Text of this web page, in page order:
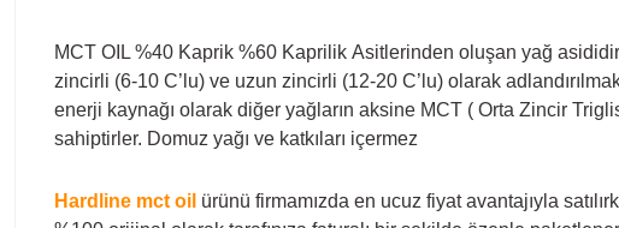
MCT OIL %40 Kaprik %60 Kaprilik Asitlerinden oluşan yağ
zincirli (6-10 C’lu) ve uzun zincirli (12-20 C’lu) olarak
enerji kaynağı olarak diğer yağların aksine MCT ( Orta Zincir
sahiptirler. Domuz yağı ve katkıları içermez
Hardline mct oil ürünü firmamızda en ucuz fiyat avantajıyla